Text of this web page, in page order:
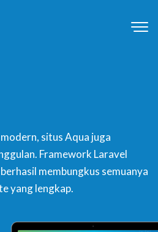
situs Aqua juga
Framework Laravel
membungkus semuanya
yang lengkap.